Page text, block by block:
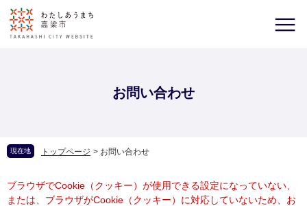
お問い合わせ
現在地 トップページ > お問い合わせ
ブラウザでCookie（クッキー）が使用できる設定になっていない、
または、ブラウザがCookie（クッキー）に対応していないため、お